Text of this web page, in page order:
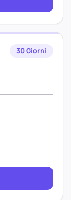
30 Giorni